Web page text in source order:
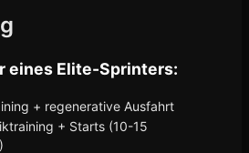
eines Elite-Sprinters:
+ regenerative Ausfahrt
+ Starts (10-15